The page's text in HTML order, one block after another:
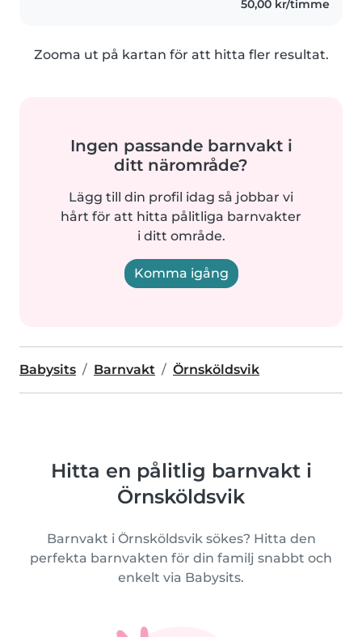
min väns dotter vilket är..50,00 kr/timme
Zooma ut på kartan för att hitta fler resultat.
Ingen passande barnvakt i
ditt närområde?
Lägg till din profil idag så jobbar vi
hårt för att hitta pålitliga barnvakter
i ditt område.
Komma igång
Babysits Barnvakt Örnsköldsvik
Hitta en pålitlig barnvakt i
Örnsköldsvik
Barnvakt i Örnsköldsvik sökes? Hitta den
perfekta barnvakten för din familj snabbt och
enkelt via Babysits.